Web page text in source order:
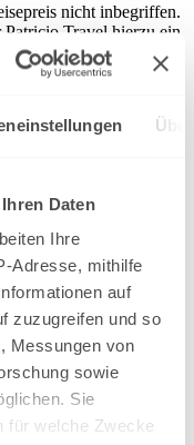
Daten
Ihre
Adresse, mithilfe
auf
zuzugreifen und so
Messungen von
sowie
Sie
für welche Zwecke
nicht inbegriffen.
Patricio Travel hierzu ein
Die Transferzeit
Minuten. Transferpreis
und der
zu erfragen. Preise
auf Anfrage.
Hafen 8, 94130